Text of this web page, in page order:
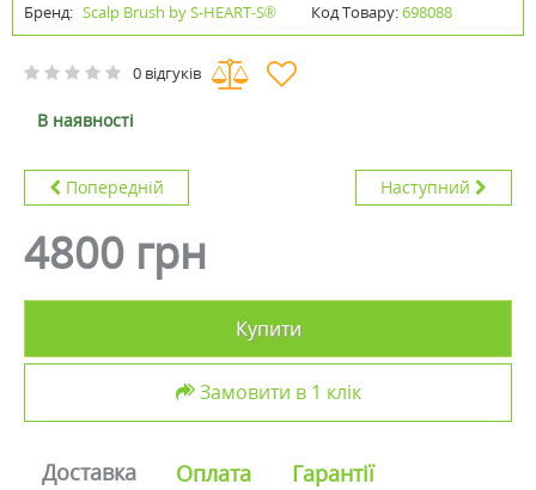
Бренд: Scalp Brush by S-HEART-S® Код Товару:698088
0 відгуків
В наявності
Попередній Наступний
4800 грн
Купити
Замовити в 1 клік
Доставка Оплата Гарантії